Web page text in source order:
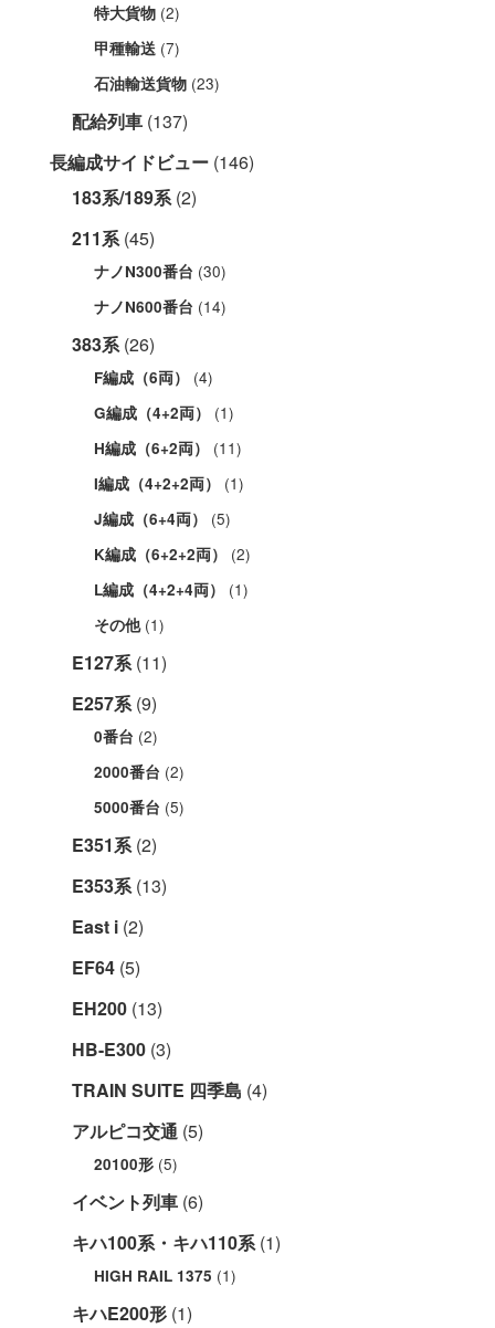
特大貨物 (2)
甲種輸送 (7)
石油輸送貨物 (23)
配給列車 (137)
長編成サイドビュー (146)
183系/189系(2)
211系(45)
ナノN300番台 (30)
ナノN600番台 (14)
383系(26)
F編成（6両） (4)
G編成（4+2両） (1)
H編成（6+2両） (11)
I編成（4+2+2両） (1)
J編成（6+4両） (5)
K編成（6+2+2両） (2)
L編成（4+2+4両） (1)
その他(1)
E127系(11)
E257系(9)
0番台 (2)
2000番台 (2)
5000番台 (5)
E351系(2)
E353系(13)
East i (2)
EF64 (5)
EH200 (13)
HB-E300 (3)
TRAIN SUITE 四季島 (4)
アルピコ交通 (5)
20100形 (5)
イベント列車 (6)
キハ100系・キハ110系(1)
HIGH RAIL 1375 (1)
キハE200形 (1)